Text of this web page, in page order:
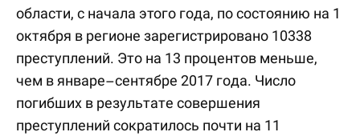
области, с начала этого года, по состоянию на 1
октября в регионе зарегистрировано 10338
преступлений. Это на 13 процентов меньше,
чем в январе–сентябре 2017 года. Число
погибших в результате совершения
преступлений сократилось почти на 11